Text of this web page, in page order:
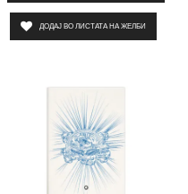
ДОДАЈ ВО ЛИСТАТА НА ЖЕЛБИ